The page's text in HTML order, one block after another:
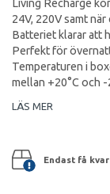
Living Recharge
24V, 220V samt
Batteriet klarar att
Perfekt för
Temperaturen i
mellan +20°C och -
LÄS MER
Endast få